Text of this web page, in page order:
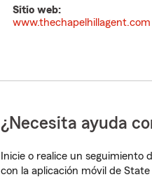
Sitio web:
www.thechapelhillagent.com
¿Necesita ayuda
Inicie o realice un seguimiento
con la aplicación móvil de State